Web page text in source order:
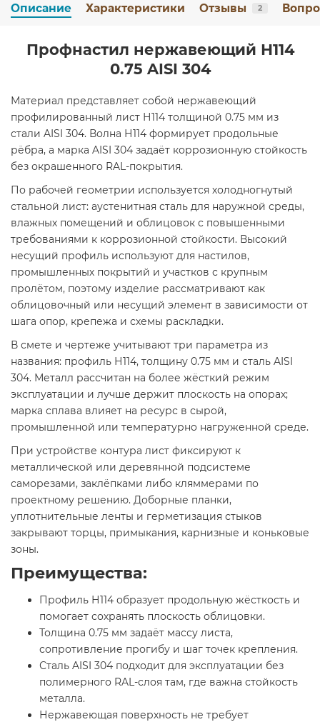
Описание Характеристики Отзывы 2
Профнастил нержавеющий Н114
0.75 AISI 304
Материал представляет собой нержавеющий
профилированный лист Н114 толщиной 0.75 мм из
стали AISI 304. Волна Н114 формирует продольные
рёбра, а марка AISI 304 задаёт коррозионную стойкость
без окрашенного RAL-покрытия.
По рабочей геометрии используется холодногнутый
стальной лист: аустенитная сталь для наружной среды,
влажных помещений и облицовок с повышенными
требованиями к коррозионной стойкости. Высокий
несущий профиль используют для настилов,
промышленных покрытий и участков с крупным
пролётом, поэтому изделие рассматривают как
облицовочный или несущий элемент в зависимости от
шага опор, крепежа и схемы раскладки.
В смете и чертеже учитывают три параметра из
названия: профиль Н114, толщину 0.75 мм и сталь AISI
304. Металл рассчитан на более жёсткий режим
эксплуатации и лучше держит плоскость на опорах;
марка сплава влияет на ресурс в сырой,
промышленной или температурно нагруженной среде.
При устройстве контура лист фиксируют к
металлической или деревянной подсистеме
саморезами, заклёпками либо кляммерами по
проектному решению. Доборные планки,
уплотнительные ленты и герметизация стыков
закрывают торцы, примыкания, карнизные и коньковые
зоны.
Преимущества:
Профиль Н114 образует продольную жёсткость и
помогает сохранять плоскость облицовки.
Толщина 0.75 мм задаёт массу листа,
сопротивление прогибу и шаг точек крепления.
Сталь AISI 304 подходит для эксплуатации без
полимерного RAL-слоя там, где важна стойкость
металла.
Нержавеющая поверхность не требует